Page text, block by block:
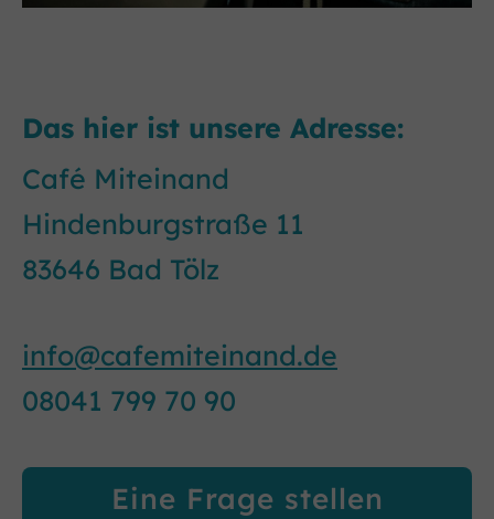
Das hier ist unsere Adresse:
Café Miteinand
Hindenburgstraße 11
83646 Bad Tölz
info@cafemiteinand.de
08041 799 70 90
Eine Frage stellen